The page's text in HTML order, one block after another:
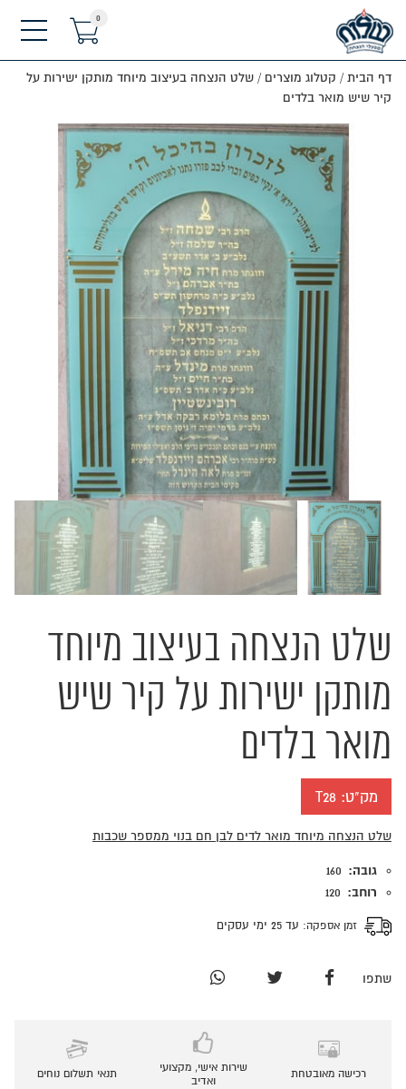
0
תפריט
דף הבית/ קטלוג מוצרים / שלט הנצחה בעיצוב מיוחד מותקן ישירות על
קיר שיש מואר בלדים
שלט הנצחה בעיצוב מיוחד
מותקן ישירות על קיר שיש
מואר בלדים
מק"ט:T28
שלט הנצחה מיוחד מואר לדים לבן חם בנוי ממספר שכבות
גובה: 160
רוחב: 120
זמן אספקה: עד 25 ימי עסקים
שתפו
רכישה מאובטחת
שירות אישי, מקצועי
ואדיב
תנאי תשלום נוחים